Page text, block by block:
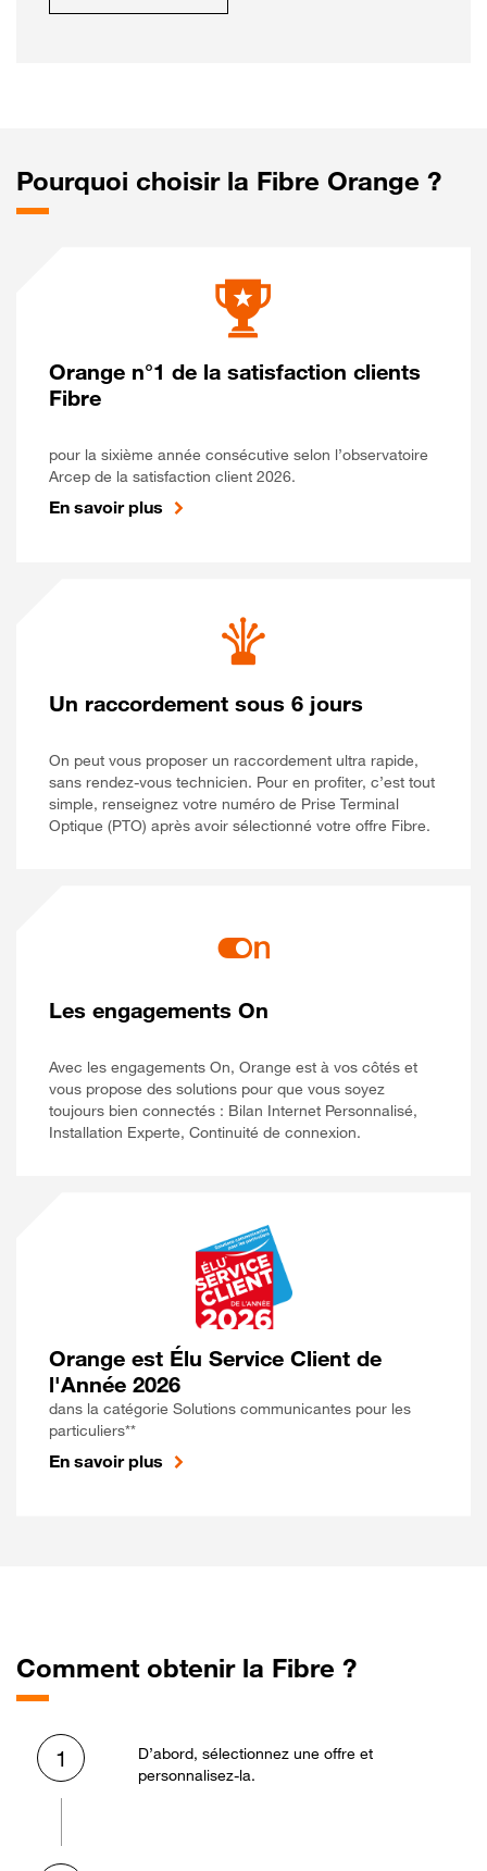
Pourquoi choisir la Fibre Orange ?
Orange n°1 de la satisfaction clients
Fibre
pour la sixième année consécutive selon l’observatoire
Arcep de la satisfaction client 2026.
En savoir plus
Un raccordement sous 6 jours
On peut vous proposer un raccordement ultra rapide,
sans rendez-vous technicien. Pour en profiter, c’est tout
simple, renseignez votre numéro de Prise Terminal
Optique (PTO) après avoir sélectionné votre offre Fibre.
Les engagements On
Avec les engagements On, Orange est à vos côtés et
vous propose des solutions pour que vous soyez
toujours bien connectés : Bilan Internet Personnalisé,
Installation Experte, Continuité de connexion.
Orange est Élu Service Client de
l'Année 2026
dans la catégorie Solutions communicantes pour les
particuliers**
En savoir plus
Comment obtenir la Fibre ?
1
D’abord, sélectionnez une offre et
personnalisez-la.